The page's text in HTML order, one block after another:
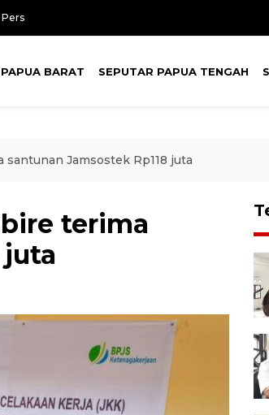
Pers
BARAT SEPUTAR PAPUA TENGAH
Jamsostek Rp118 juta
terima
juta